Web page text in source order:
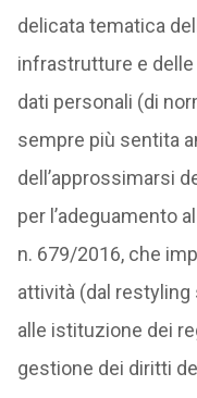
delicata tematica
infrastrutture e
dati personali (di
sempre più sentita
dell’approssimarsi
per l’adeguamento
n. 679/2016, che
attività (dal
alle istituzione dei
gestione dei diritti